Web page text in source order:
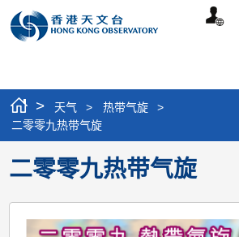
个
> 天气 > 热带气旋
>
二零零九热带气旋
二零零九热带气旋